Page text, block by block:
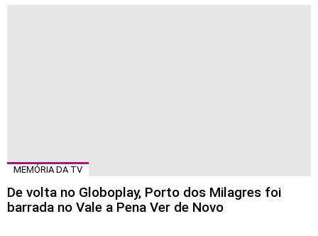
MEMÓRIA DA TV
De volta no Globoplay, Porto dos Milagres foi
barrada no Vale a Pena Ver de Novo